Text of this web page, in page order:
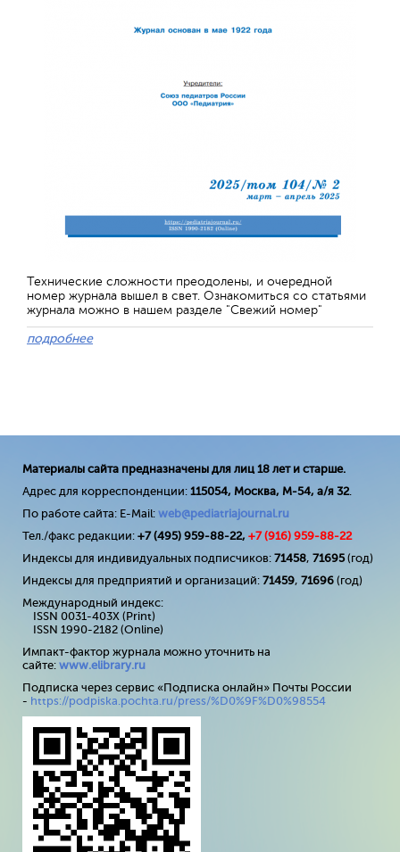
Технические сложности преодолены, и очередной
номер журнала вышел в свет. Ознакомиться со статьями
журнала можно в нашем разделе "Свежий номер"
подробнее
Материалы сайта предназначены для лиц 18 лет и старше.
Адрес для корреспонденции: 115054, Москва, М-54, а/я 32.
По работе сайта: E-Mail: web@pediatriajournal.ru
Тел./факс редакции: +7 (495) 959-88-22, +7 (916) 959-88-22
Индексы для индивидуальных подписчиков: 71458, 71695(год)
Индексы для предприятий и организаций: 71459, 71696 (год)
Международный индекс:
ISSN 0031-403X (Print)
ISSN 1990-2182 (Online)
Импакт-фактор журнала можно уточнить на
сайте: www.elibrary.ru
Подписка через сервис «Подписка онлайн» Почты России
- https://podpiska.pochta.ru/press/%D0%9F%D0%98554